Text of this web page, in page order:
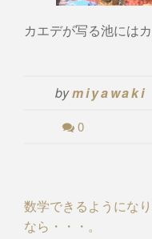
カエデが写る池には
bymiyawaki
0
Post
navigation
数学できるようにな
なら・・・。